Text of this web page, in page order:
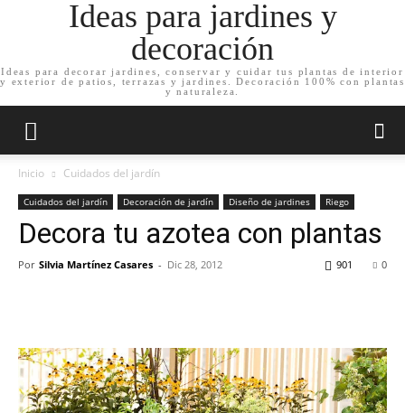
Ideas para jardines y
decoración
Ideas para decorar jardines, conservar y cuidar tus plantas de interior
y exterior de patios, terrazas y jardines. Decoración 100% con plantas
y naturaleza.
Inicio Cuidados del jardín
Cuidados del jardín Decoración de jardín Diseño de jardines Riego
Decora tu azotea con plantas
Por Silvia Martínez Casares - Dic 28, 2012 0
901